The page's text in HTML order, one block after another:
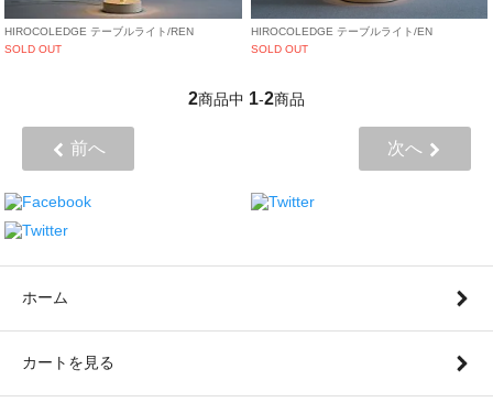
HIROCOLEDGE テーブルライト/REN
SOLD OUT
HIROCOLEDGE テーブルライト/EN
SOLD OUT
2商品中 1-2商品
前へ 次へ
ホーム
カートを見る